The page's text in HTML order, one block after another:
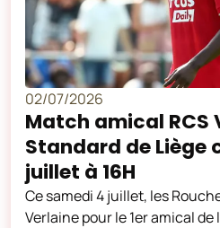
02/07/2026
Match amical RCS
Standard de Liège
juillet à 16H
Ce samedi 4 juillet, les
Verlaine pour le 1er amical